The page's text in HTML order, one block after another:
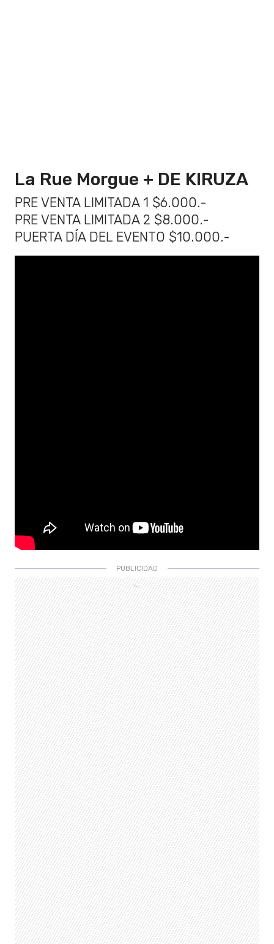
La Rue Morgue + DE KIRUZA
PRE VENTA LIMITADA 1 $6.000.-
PRE VENTA LIMITADA 2 $8.000.-
PUERTA DÍA DEL EVENTO $10.000.-